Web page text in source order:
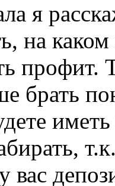
я
на
профит.
брать
вас